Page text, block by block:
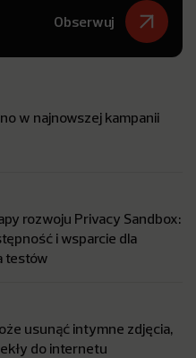
Obserwuj
w najnowszej kampanii
rozwoju Privacy Sandbox:
i wsparcie dla
testów
usunąć intymne zdjęcia,
do internetu